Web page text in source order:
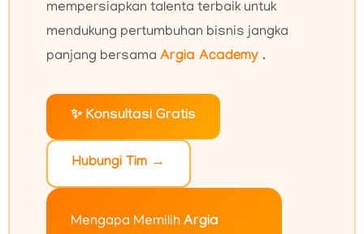
mempersiapkan talenta terbaik untuk
mendukung pertumbuhan bisnis jangka
panjang bersama Argia Academy .
✨ Konsultasi Gratis
Hubungi Tim →
Mengapa Memilih Argia